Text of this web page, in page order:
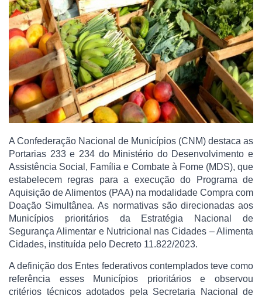
A Confederação Nacional de Municípios (CNM) destaca as
Portarias 233 e 234 do Ministério do Desenvolvimento e
Assistência Social, Família e Combate à Fome (MDS), que
estabelecem regras para a execução do Programa de
Aquisição de Alimentos (PAA) na modalidade Compra com
Doação Simultânea. As normativas são direcionadas aos
Municípios prioritários da Estratégia Nacional de
Segurança Alimentar e Nutricional nas Cidades – Alimenta
Cidades, instituída pelo Decreto 11.822/2023.
A definição dos Entes federativos contemplados teve como
referência esses Municípios prioritários e observou
critérios técnicos adotados pela Secretaria Nacional de